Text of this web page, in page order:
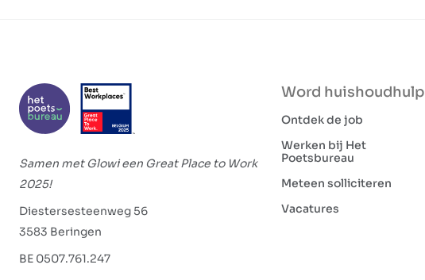
Samen met Glowi een Great Place to Work
2025!
Diestersesteenweg 56
3583 Beringen
BE 0507.761.247
Word huishoudhulp
Ontdek de job
Werken bij Het
Poetsbureau
Meteen solliciteren
Vacatures